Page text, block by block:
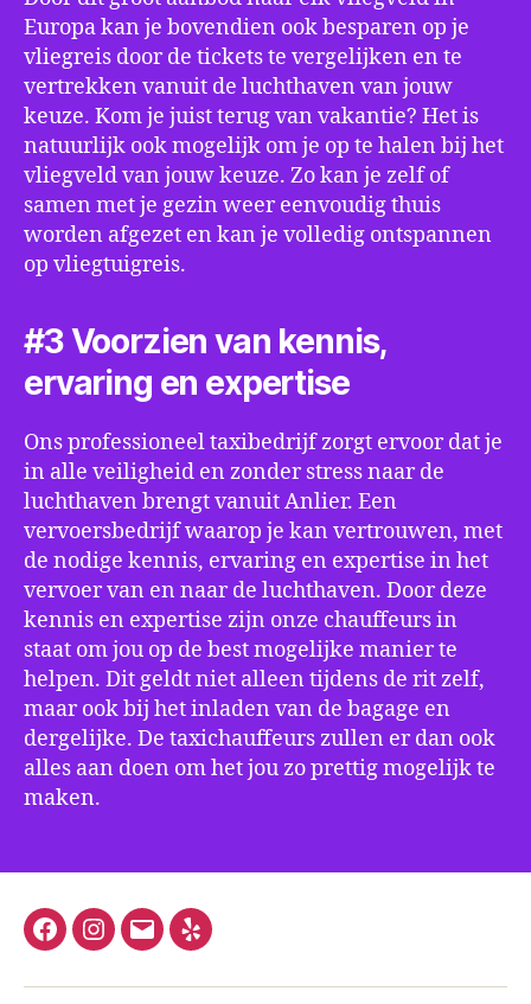
Europa kan je bovendien ook besparen op je
vliegreis door de tickets te vergelijken en te
vertrekken vanuit de luchthaven van jouw
keuze. Kom je juist terug van vakantie? Het is
natuurlijk ook mogelijk om je op te halen bij het
vliegveld van jouw keuze. Zo kan je zelf of
samen met je gezin weer eenvoudig thuis
worden afgezet en kan je volledig ontspannen
op vliegtuigreis.
#3 Voorzien van kennis,
ervaring en expertise
Ons professioneel taxibedrijf zorgt ervoor dat je
in alle veiligheid en zonder stress naar de
luchthaven brengt vanuit Anlier. Een
vervoersbedrijf waarop je kan vertrouwen, met
de nodige kennis, ervaring en expertise in het
vervoer van en naar de luchthaven. Door deze
kennis en expertise zijn onze chauffeurs in
staat om jou op de best mogelijke manier te
helpen. Dit geldt niet alleen tijdens de rit zelf,
maar ook bij het inladen van de bagage en
dergelijke. De taxichauffeurs zullen er dan ook
alles aan doen om het jou zo prettig mogelijk te
maken.
FacebookInstagram
E-
Yelp